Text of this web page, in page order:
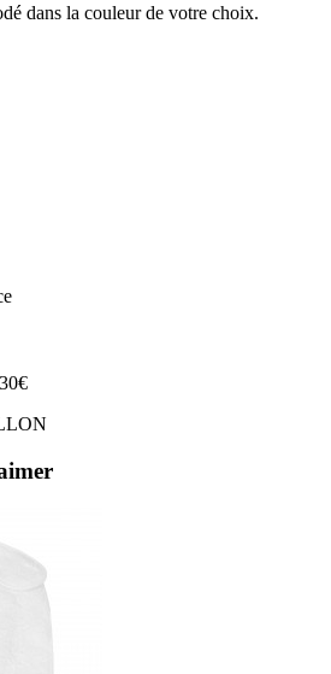
dans la couleur de votre choix.